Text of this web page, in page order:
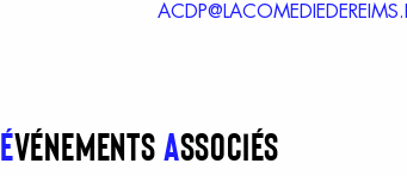
Événementsassociés